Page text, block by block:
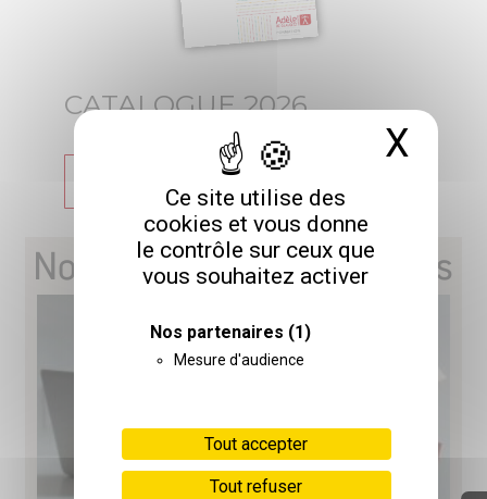
Ce site utilise des
cookies et vous donne
le contrôle sur ceux que
vous souhaitez activer
Nos partenaires (1)
Mesure d'audience
Tout accepter
Tout refuser
X
CATALOGUE 2026
Nos prochaines formations